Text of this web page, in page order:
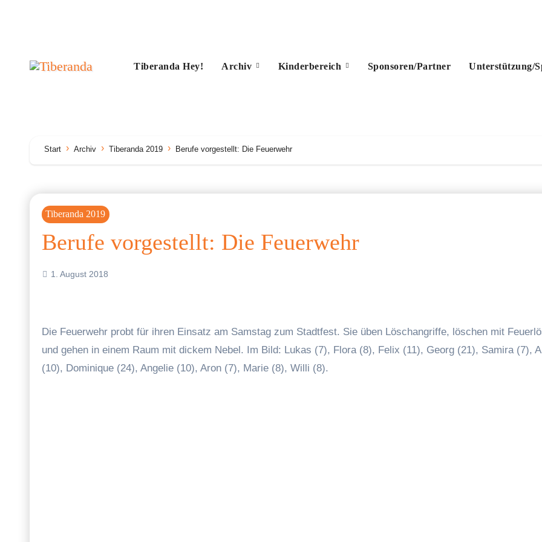
Tiberanda Hey! Archiv Kinderbereich Sponsoren/Partner Unterstützung/
Start Archiv Tiberanda 2019 Berufe vorgestellt: Die Feuerwehr
Tiberanda 2019
Berufe vorgestellt: Die Feuerwehr
1. August 2018
Die Feuerwehr probt für ihren Einsatz am Samstag zum Stadtfest. Sie üben Löschangriffe, löschen mit Feuerlöschern
und gehen in einem Raum mit dickem Nebel. Im Bild: Lukas (7), Flora (8), Felix (11), Georg (21), Samira (7),
(10), Dominique (24), Angelie (10), Aron (7), Marie (8), Willi (8).